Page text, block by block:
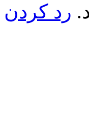
رد کردن